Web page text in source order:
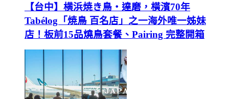
【台中】横浜焼き鳥‧達磨，橫濱70年
Tabélog「焼鳥 百名店」之一海外唯一姊妹
店！板前15品燒鳥套餐、Pairing 完整開箱